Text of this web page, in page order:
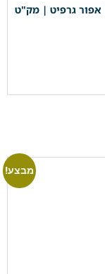
| אפור גרפיט | מק"ט
מבצע!